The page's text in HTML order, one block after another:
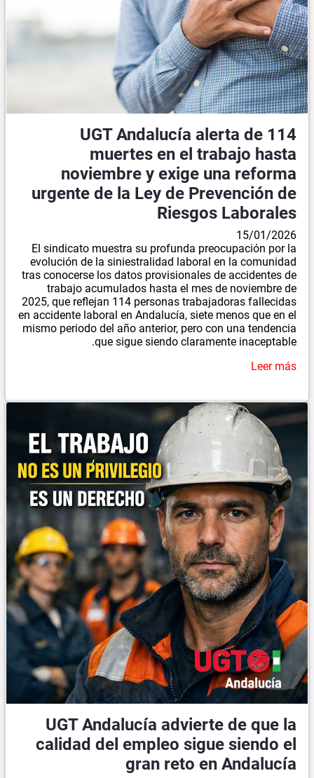
UGT Andalucía alerta de 114
muertes en el trabajo hasta
noviembre y exige una reforma
urgente de la Ley de Prevención de
Riesgos Laborales
15/01/2026
El sindicato muestra su profunda preocupación por la
evolución de la siniestralidad laboral en la comunidad
tras conocerse los datos provisionales de accidentes de
trabajo acumulados hasta el mes de noviembre de
2025, que reflejan 114 personas trabajadoras fallecidas
en accidente laboral en Andalucía, siete menos que en el
mismo periodo del año anterior, pero con una tendencia
que sigue siendo claramente inaceptable.
Leer más
UGT Andalucía advierte de que la
calidad del empleo sigue siendo el
gran reto en Andalucía